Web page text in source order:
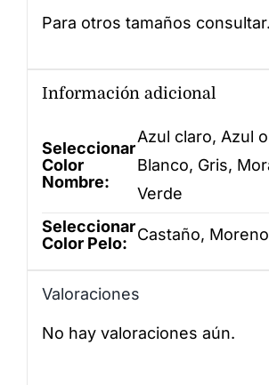
Para otros tamaños consultar.
Información adicional
Seleccionar
Color
Nombre:
Azul claro, Azul
Blanco, Gris,
Verde
Seleccionar
Color Pelo:
Castaño,
Valoraciones
No hay valoraciones aún.